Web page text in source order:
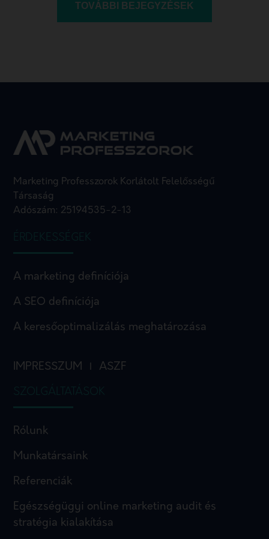
TOVÁBBI BEJEGYZÉSEK
Marketing Professzorok Korlátolt Felelősségű
Társaság
Adószám: 25194535-2-13
ÉRDEKESSÉGEK
A marketing definíciója
A SEO definíciója
A keresőoptimalizálás meghatározása
IMPRESSZUM ASZF
SZOLGÁLTATÁSOK
Rólunk
Munkatársaink
Referenciák
Egészségügyi online marketing audit és
stratégia kialakítása